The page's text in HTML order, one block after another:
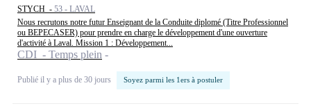
STYCH - 53 - LAVAL
Nous recrutons notre futur Enseignant de la Conduite diplomé (Titre Professionnel
ou BEPECASER) pour prendre en charge le développement d'une ouverture
d'activité à Laval. Mission 1 : Développement...
CDI - Temps plein
Publié il y a plus de 30 jours Soyez parmi les 1ers à postuler